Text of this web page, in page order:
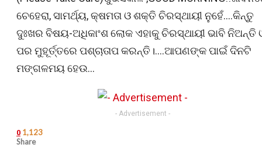
ଚେହେରା, ସାମର୍ଥ୍ୟ, କ୍ଷମତା ଓ ଶକ୍ତି ଚିରସ୍ଥାୟୀ ନୁହେଁ….କିନ୍ତୁ
ଦୁଃଖର ବିଷୟ-ଅଧିକାଂଶ ଲୋକ ଏହାକୁ ଚିରସ୍ଥାୟୀ ଭାବି ନିଅନ୍ତି
ପର ମୁହୂର୍ତ୍ତରେ ପଶ୍ଚାତାପ କରନ୍ତି।….ଆପଣଙ୍କ ପାଇଁ ଦିନଟି
ମଙ୍ଗଳମୟ ହେଉ…
- Advertisement -
0 1,123
Share